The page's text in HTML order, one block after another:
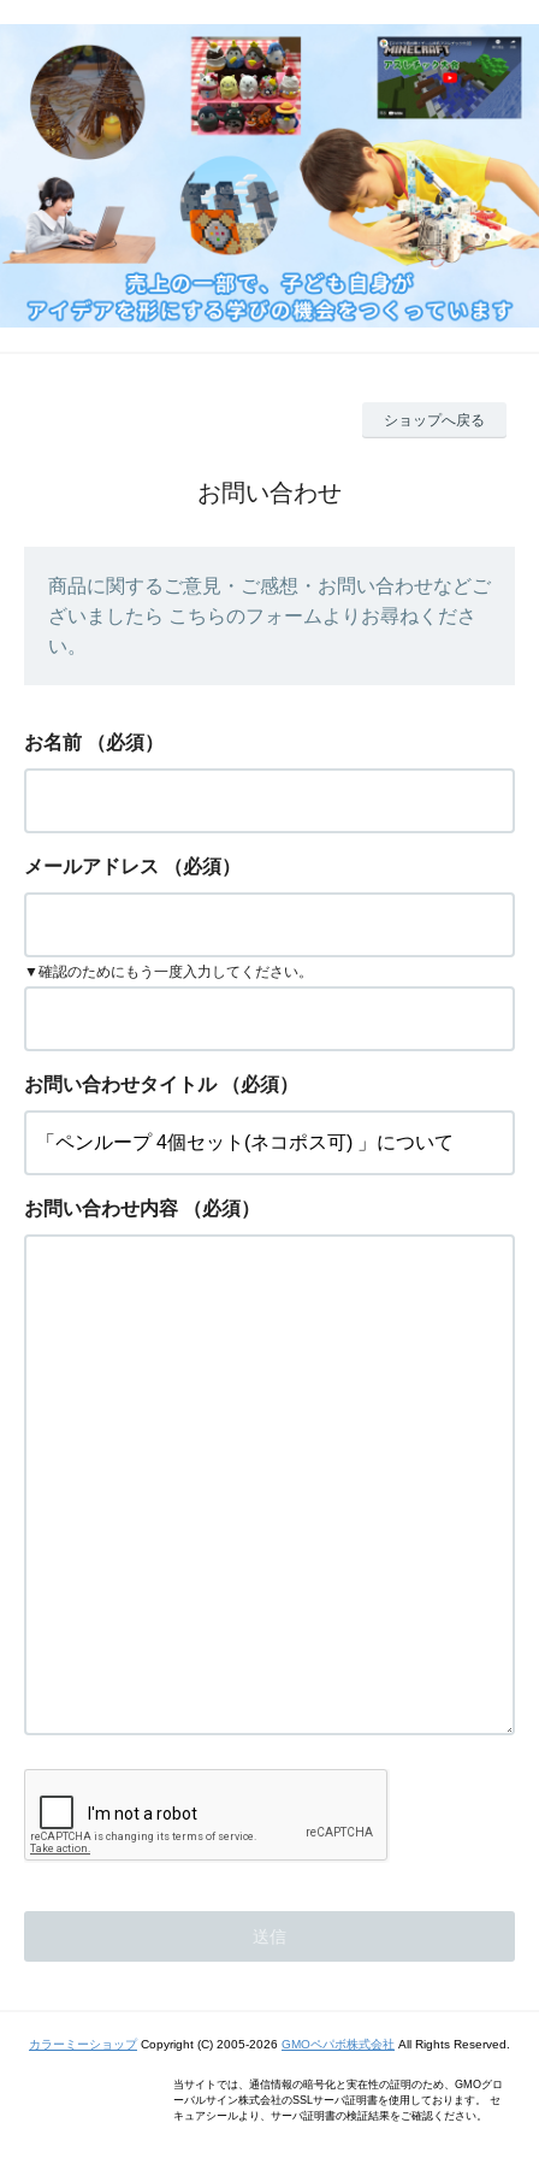
ショップへ戻る
お問い合わせ
商品に関するご意見・ご感想・お問い合わせなどご
ざいましたら こちらのフォームよりお尋ねくださ
い。
お名前 （必須）
メールアドレス （必須）
▼確認のためにもう一度入力してください。
お問い合わせタイトル （必須）
お問い合わせ内容 （必須）
カラーミーショップCopyright (C) 2005-2026 GMOペパボ株式会社 All Rights Reserved.
当サイトでは、通信情報の暗号化と実在性の証明のため、GMOグロ
ーバルサイン株式会社のSSLサーバ証明書を使用しております。 セ
キュアシールより、サーバ証明書の検証結果をご確認ください。